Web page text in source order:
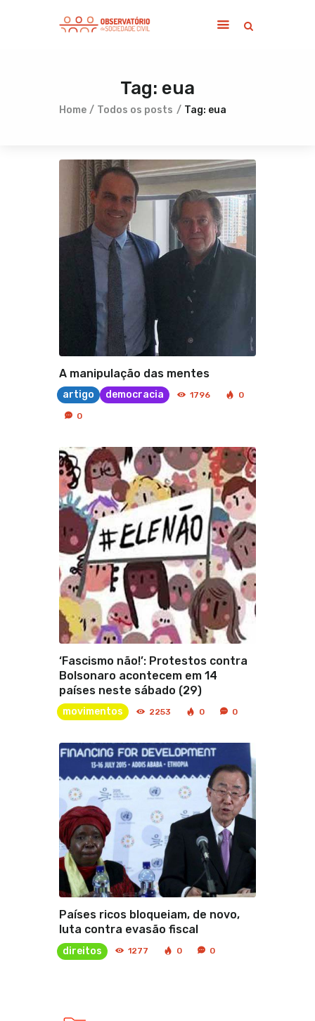
Tag: eua
Home Todos os posts Tag: eua
Sobre
Contato
A manipulação das mentes
artigo democracia 1796 0
0
‘Fascismo não!’: Protestos contra
Bolsonaro acontecem em 14
países neste sábado (29)
movimentos 2253 0 0
Países ricos bloqueiam, de novo,
luta contra evasão fiscal
direitos 1277 0 0